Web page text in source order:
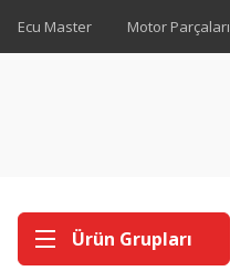
Ecu Master Motor Parçaları
Ürün Grupları